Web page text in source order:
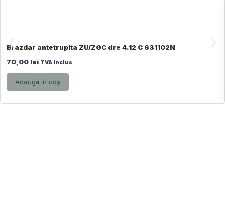
Brazdar antetrupita ZU/ZGC dre 4.12 C 631102N
70,00 lei TVA inclus
Adaugă în coș